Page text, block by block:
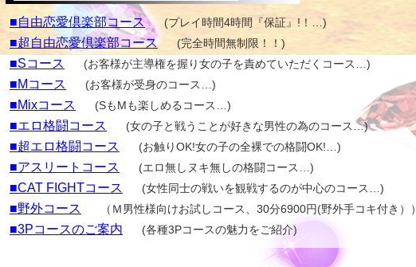
■自由恋愛倶楽部コース (プレイ時間4時間『保証』!！…)
■超自由恋愛倶楽部コース (完全時間無制限！！)
■Sコース (お客様が主導権を握り女の子を責めていただくコース…)
■Mコース (お客様が受身のコース…)
■Mixコース (SもMも楽しめるコース…)
■エロ格闘コース (女の子と戦うことが好きな男性の為のコース…)
■超エロ格闘コース (お触りOK!女の子の全裸での格闘OK!…)
■アスリートコース (エロ無しヌキ無しの格闘コース…)
■CAT FIGHTコース (女性同士の戦いを観戦するのが中心のコース…)
■野外コース （Ｍ男性様向けお試しコース、30分6900円(野外手コキ付き））
■3Pコースのご案内 (各種3Pコースの魅力をご紹介)